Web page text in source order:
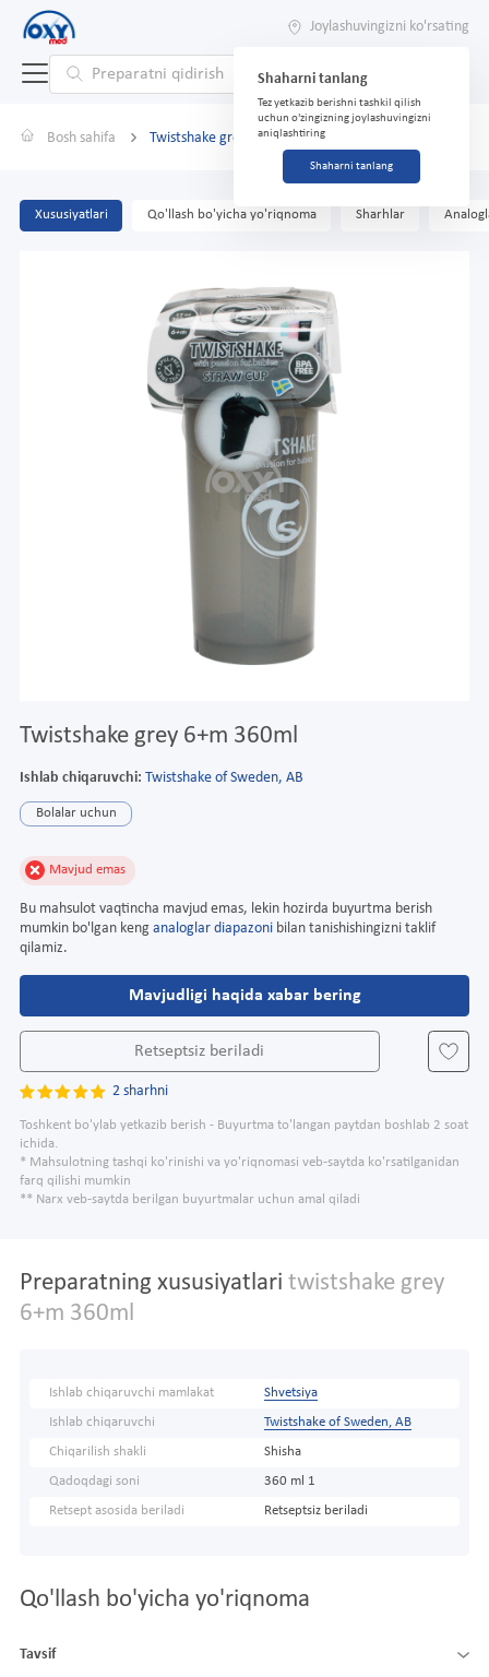
Joylashuvingizni ko'rsating
Shaharni tanlang
Tez yetkazib berishni tashkil qilish
uchun o'zingizning joylashuvingizni
aniqlashtiring
Shaharni tanlang
Bosh sahifa Twistshake grey 6+m 360ml
Xususiyatlari Qo'llash bo'yicha yo'riqnoma Sharhlar
Twistshake grey 6+m 360ml
Ishlab chiqaruvchi: Twistshake of Sweden, AB
Bolalar uchun
Mavjud emas
Bu mahsulot vaqtincha mavjud emas, lekin hozirda buyurtma berish
mumkin bo'lgan keng analoglar diapazoni bilan tanishishingizni taklif
qilamiz.
Mavjudligi haqida xabar bering
Retseptsiz beriladi
2 sharhni
Toshkent bo'ylab yetkazib berish - Buyurtma to'langan paytdan boshlab 2 soat
ichida.
* Mahsulotning tashqi ko'rinishi va yo'riqnomasi veb-saytda ko'rsatilganidan
farq qilishi mumkin
** Narx veb-saytda berilgan buyurtmalar uchun amal qiladi
Preparatning xususiyatlari twistshake grey
6+m 360ml
Ishlab chiqaruvchi mamlakat Shvetsiya
Ishlab chiqaruvchi Twistshake of Sweden, AB
Chiqarilish shakli Shisha
Qadoqdagi soni 360 ml 1
Retsept asosida beriladi Retseptsiz beriladi
Qo'llash bo'yicha yo'riqnoma
Tavsif